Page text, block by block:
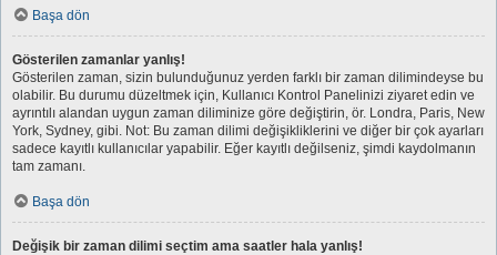
Başa dön
Gösterilen zamanlar yanlış!
Gösterilen zaman, sizin bulunduğunuz yerden farklı bir zaman dilimindeyse bu
olabilir. Bu durumu düzeltmek için, Kullanıcı Kontrol Panelinizi ziyaret edin ve
ayrıntılı alandan uygun zaman diliminize göre değiştirin, ör. Londra, Paris, New
York, Sydney, gibi. Not: Bu zaman dilimi değişikliklerini ve diğer bir çok ayarları
sadece kayıtlı kullanıcılar yapabilir. Eğer kayıtlı değilseniz, şimdi kaydolmanın
tam zamanı.
Başa dön
Değişik bir zaman dilimi seçtim ama saatler hala yanlış!